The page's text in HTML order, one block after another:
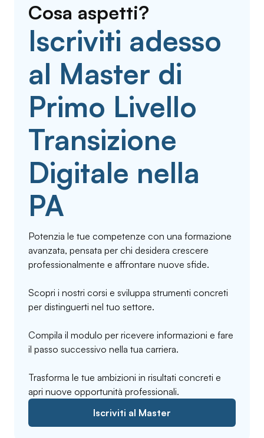
Cosa aspetti?
Iscriviti adesso
al Master di
Primo Livello
Transizione
Digitale nella
PA
Potenzia le tue competenze con una formazione
avanzata, pensata per chi desidera crescere
professionalmente e affrontare nuove sfide.
Scopri i nostri corsi e sviluppa strumenti concreti
per distinguerti nel tuo settore.
Compila il modulo per ricevere informazioni e fare
il passo successivo nella tua carriera.
Trasforma le tue ambizioni in risultati concreti e
apri nuove opportunità professionali.
Iscriviti al Master